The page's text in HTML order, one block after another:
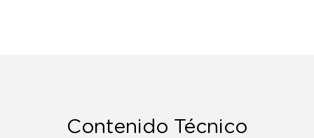
Contenido Técnico